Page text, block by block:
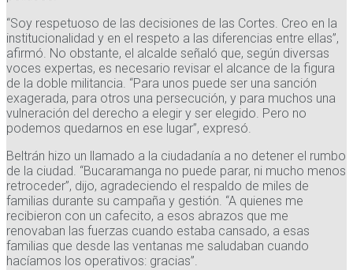
“Soy respetuoso de las decisiones de las Cortes. Creo en la
institucionalidad y en el respeto a las diferencias entre ellas”,
afirmó. No obstante, el alcalde señaló que, según diversas
voces expertas, es necesario revisar el alcance de la figura
de la doble militancia. “Para unos puede ser una sanción
exagerada, para otros una persecución, y para muchos una
vulneración del derecho a elegir y ser elegido. Pero no
podemos quedarnos en ese lugar”, expresó.
Beltrán hizo un llamado a la ciudadanía a no detener el rumbo
de la ciudad. “Bucaramanga no puede parar, ni mucho menos
retroceder”, dijo, agradeciendo el respaldo de miles de
familias durante su campaña y gestión. “A quienes me
recibieron con un cafecito, a esos abrazos que me
renovaban las fuerzas cuando estaba cansado, a esas
familias que desde las ventanas me saludaban cuando
hacíamos los operativos: gracias”.